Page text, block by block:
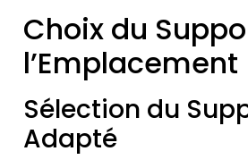
Choix du
l’Emplacement
Sélection du
Adapté